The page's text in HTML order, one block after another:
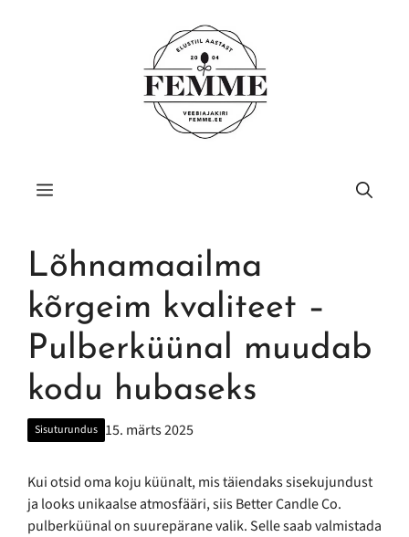
Menüü
Lõhnamaailma
kõrgeim kvaliteet –
Pulberküünal muudab
kodu hubaseks
Sisuturundus 15. märts 2025
Kui otsid oma koju küünalt, mis täiendaks sisekujundust
ja looks unikaalse atmosfääri, siis Better Candle Co.
pulberküünal on suurepärane valik. Selle saab valmistada